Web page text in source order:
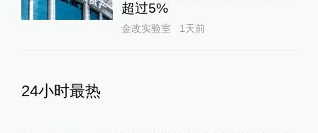
超过5%
金改实验室 1天前
24小时最热